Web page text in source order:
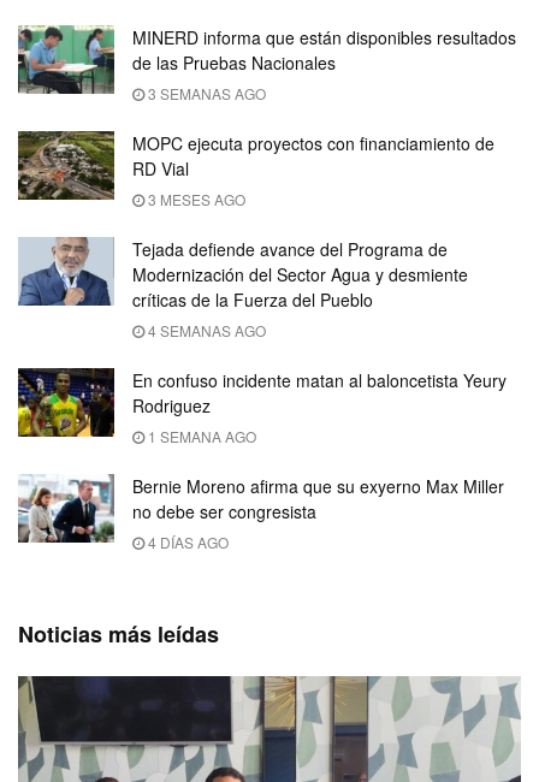
MINERD informa que están disponibles resultados
de las Pruebas Nacionales
3 SEMANAS AGO
MOPC ejecuta proyectos con financiamiento de
RD Vial
3 MESES AGO
Tejada defiende avance del Programa de
Modernización del Sector Agua y desmiente
críticas de la Fuerza del Pueblo
4 SEMANAS AGO
En confuso incidente matan al baloncetista Yeury
Rodriguez
1 SEMANA AGO
Bernie Moreno afirma que su exyerno Max Miller
no debe ser congresista
4 DÍAS AGO
Noticias más leídas